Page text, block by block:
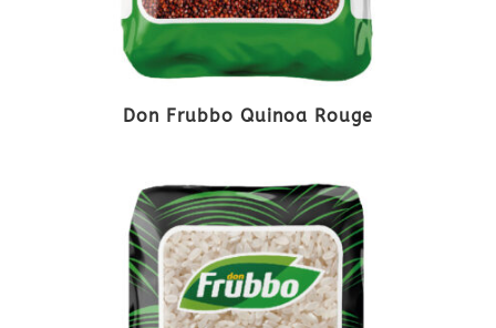
Don Frubbo Quinoa Rouge